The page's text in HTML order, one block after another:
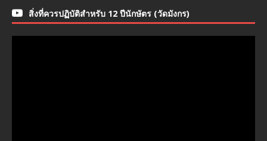
สิ่งที่ควรปฏิบัติสำหรับ 12 ปีนักษัตร (วัดมังกร)